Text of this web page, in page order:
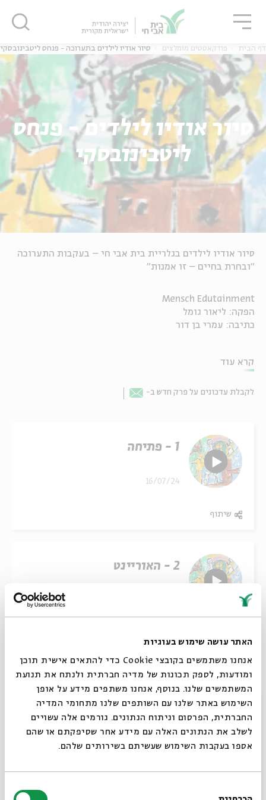
האתר עושה שימוש בעוגיות
אנחנו משתמשים בקובצי Cookie כדי להתאים אישית תוכן
ומודעות, לספק תכונות של מדיה חברתית ולנתח את תנועת
המשתמשים שלנו. בנוסף, אנחנו משתפים מידע על אופן
השימוש באתר שלנו עם השותפים שלנו מתחומי המדיה
החברתית, הפרסום וניתוח הנתונים. גורמים אלה עשויים
לשלב את הנתונים האלה עם מידע אחר שסיפקתם או שהם
אספו בעקבות השימוש שעשיתם בשירותים שלהם.
אנגלית נוער
אנגלית
דף הבית פודקאסטים מומלצים סיור אודיו לילדים בתערוכה - פנחס ליטבינובסקי
סיור אודיו לילדים - פנחס
ליטבינובסקי
סיור אודיו לילדים בגלריית בית אבי חי – בעקבות התערוכה
"ובחרת בחיים – זו אמנות"
Mensch Edutainment
הפקה: ליאור גומל
כתיבה: עמרי בן דור
קרא עוד
לקבלת עדכונים על פרק חדש ב- Email
1 - פתיחה
16/07/24
שיתוף
2 - האוריינט
3 - דיוקנאות בן גוריון
16/07/24
שיתוף
סגור
סגור